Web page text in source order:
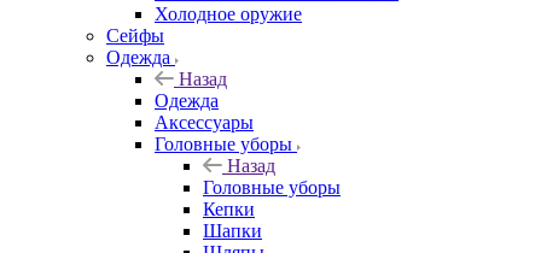
Холодное оружие
Сейфы
Одежда
Назад
Одежда
Аксессуары
Головные уборы
Назад
Головные уборы
Кепки
Шапки